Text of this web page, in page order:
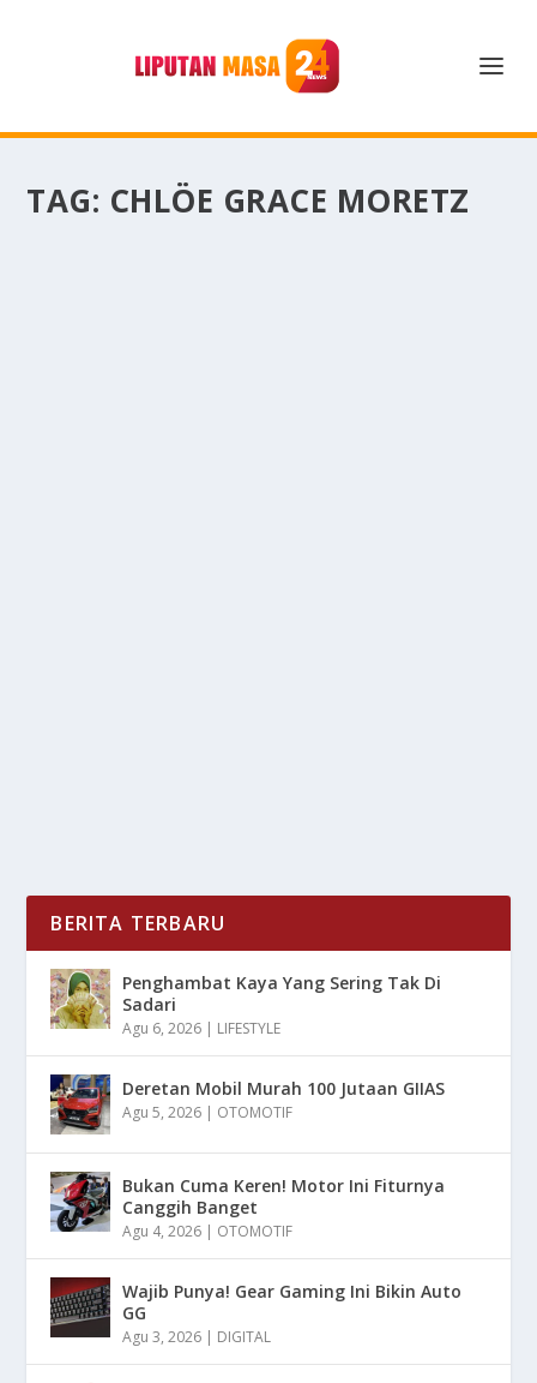
TAG: CHLÖE GRACE MORETZ
BERITA TERBARU
Penghambat Kaya Yang Sering Tak Di
Sadari
Agu 6, 2026 | LIFESTYLE
Deretan Mobil Murah 100 Jutaan GIIAS
Agu 5, 2026 | OTOMOTIF
Bukan Cuma Keren! Motor Ini Fiturnya
Canggih Banget
Agu 4, 2026 | OTOMOTIF
Wajib Punya! Gear Gaming Ini Bikin Auto
GG
Agu 3, 2026 | DIGITAL